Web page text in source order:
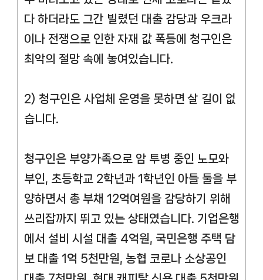
다 하더라도 그간 빌렸던 대출 감당과 우크라
이나 전쟁으로 인한 자재 값 폭등에 청구인은
최악의 절망 속에 놓여있습니다.
2) 청구인은 사업체 운영을 못하면 살 길이 없
습니다.
청구인은 부양가족으로 암 투병 중인 노모와
부인, 초등학교 2학년과 1학년인 아들 둘을 부
양하면서 총 부채 12억여원을 감당하기 위해
쓰리잡까지 뛰고 있는 상태였습니다. 기업은행
에서 설비 시설 대출 4억원, 국민은행 주택 담
보 대출 1억 5천만원, 농협 코로나 소상공인